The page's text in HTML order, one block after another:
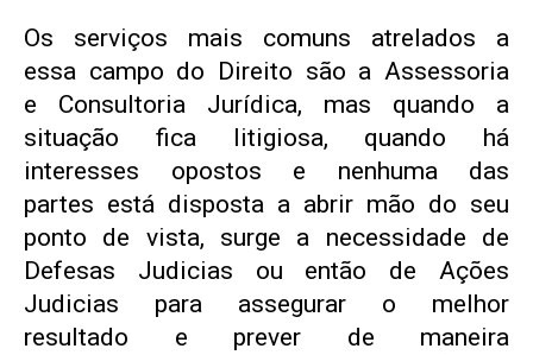
Os serviços mais comuns atrelados a
essa campo do Direito são a Assessoria
e Consultoria Jurídica, mas quando a
situação fica litigiosa, quando há
interesses opostos e nenhuma das
partes está disposta a abrir mão do seu
ponto de vista, surge a necessidade de
Defesas Judicias ou então de Ações
Judicias para assegurar o melhor
resultado e prever de maneira